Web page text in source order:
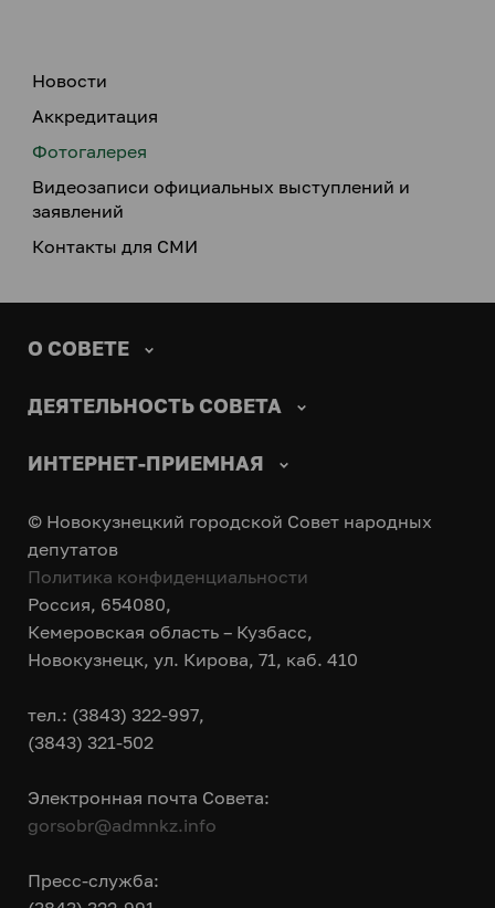
Новости
Аккредитация
Фотогалерея
Видеозаписи официальных выступлений и
заявлений
Контакты для СМИ
О СОВЕТЕ
ДЕЯТЕЛЬНОСТЬ СОВЕТА
ИНТЕРНЕТ-ПРИЕМНАЯ
© Новокузнецкий городской Совет народных
депутатов
Политика конфиденциальности
Россия, 654080,
Кемеровская область – Кузбасс,
Новокузнецк, ул. Кирова, 71, каб. 410
тел.: (3843) 322-997,
(3843) 321-502
Электронная почта Совета:
gorsobr@admnkz.info
Пресс-служба: